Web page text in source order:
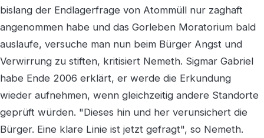
bislang der Endlagerfrage von Atommüll nur zaghaft
angenommen habe und das Gorleben Moratorium bald
auslaufe, versuche man nun beim Bürger Angst und
Verwirrung zu stiften, kritisiert Nemeth. Sigmar Gabriel
habe Ende 2006 erklärt, er werde die Erkundung
wieder aufnehmen, wenn gleichzeitig andere Standorte
geprüft würden. "Dieses hin und her verunsichert die
Bürger. Eine klare Linie ist jetzt gefragt", so Nemeth.